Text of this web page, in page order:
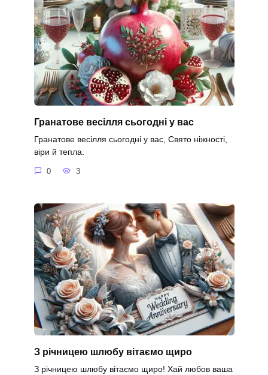
Гранатове весілля сьогодні у вас
Гранатове весілля сьогодні у вас, Свято ніжності,
віри й тепла.
0 3
З річницею шлюбу вітаємо щиро
З річницею шлюбу вітаємо щиро! Хай любов ваша